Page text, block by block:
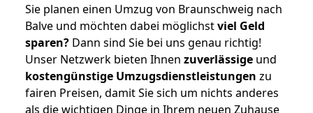
Sie planen einen Umzug von Braunschweig nach
Balve und möchten dabei möglichstviel Geld
sparen? Dann sind Sie bei uns genau richtig!
Unser Netzwerk bieten Ihnen zuverlässige und
kostengünstige Umzugsdienstleistungen zu
fairen Preisen, damit Sie sich um nichts anderes
als die wichtigen Dinge in Ihrem neuen Zuhause